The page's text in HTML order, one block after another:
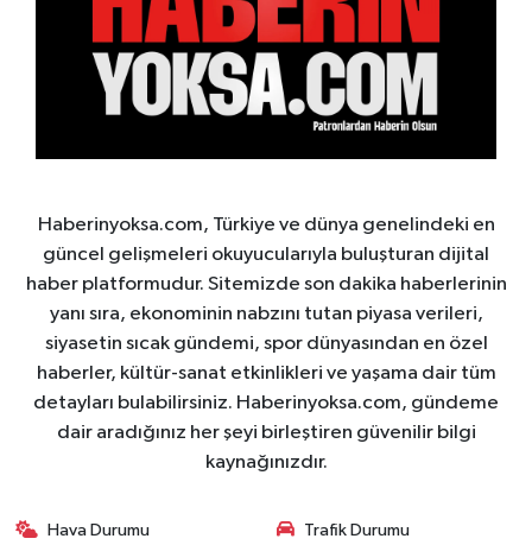
Haberinyoksa.com, Türkiye ve dünya genelindeki en
güncel gelişmeleri okuyucularıyla buluşturan dijital
haber platformudur. Sitemizde son dakika haberlerinin
yanı sıra, ekonominin nabzını tutan piyasa verileri,
siyasetin sıcak gündemi, spor dünyasından en özel
haberler, kültür-sanat etkinlikleri ve yaşama dair tüm
detayları bulabilirsiniz. Haberinyoksa.com, gündeme
dair aradığınız her şeyi birleştiren güvenilir bilgi
kaynağınızdır.
Hava Durumu Trafik Durumu